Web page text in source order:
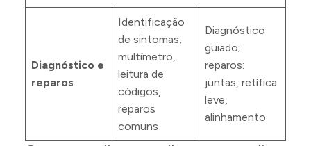
Diagnóstico e
reparos
Identificação
de sintomas,
multímetro,
leitura de
códigos,
reparos
comuns
Diagnóstico
guiado;
reparos:
juntas, retífica
leve,
alinhamento